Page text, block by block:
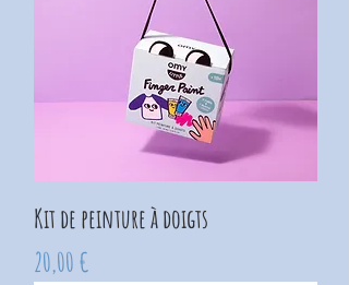
Kit de peinture à doigts
Prix
20,00 €